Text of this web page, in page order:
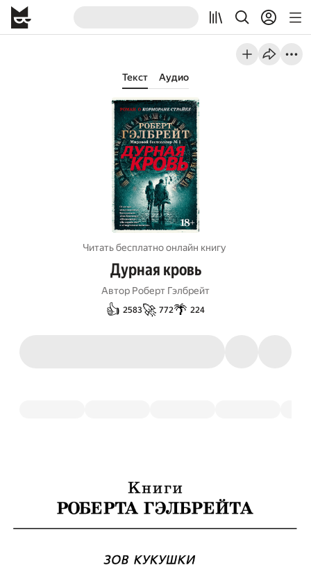
Текст Аудио
Читать бесплатно онлайн книгу
Дурная кровь
Автор Роберт Гэлбрейт
👍 2583🚀 772🌴 224